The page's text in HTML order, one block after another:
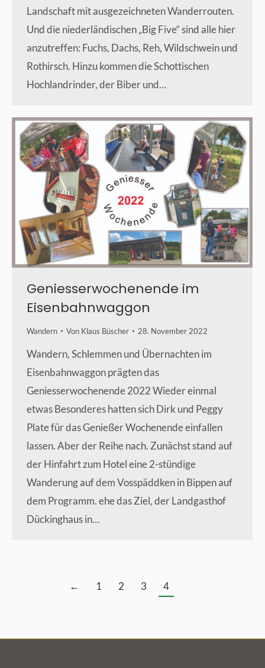
Landschaft mit ausgezeichneten Wanderrouten.
Und die niederländischen „Big Five“ sind alle hier
anzutreffen: Fuchs, Dachs, Reh, Wildschwein und
Rothirsch. Hinzu kommen die Schottischen
Hochlandrinder, der Biber und…
Geniesserwochenende im
Eisenbahnwaggon
Wandern Von Klaus Büscher 28. November 2022
Wandern, Schlemmen und Übernachten im
Eisenbahnwaggon prägten das
Geniesserwochenende 2022 Wieder einmal
etwas Besonderes hatten sich Dirk und Peggy
Plate für das Genießer Wochenende einfallen
lassen. Aber der Reihe nach. Zunächst stand auf
der Hinfahrt zum Hotel eine 2-stündige
Wanderung auf dem Vosspäddken in Bippen auf
dem Programm. ehe das Ziel, der Landgasthof
Dückinghaus in…
← 1 2 3 4